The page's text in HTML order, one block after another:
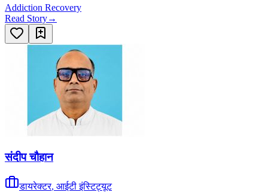
Addiction Recovery
Read Story→
संदीप चौहान
डायरेक्टर, आईटी इंस्टिट्यूट